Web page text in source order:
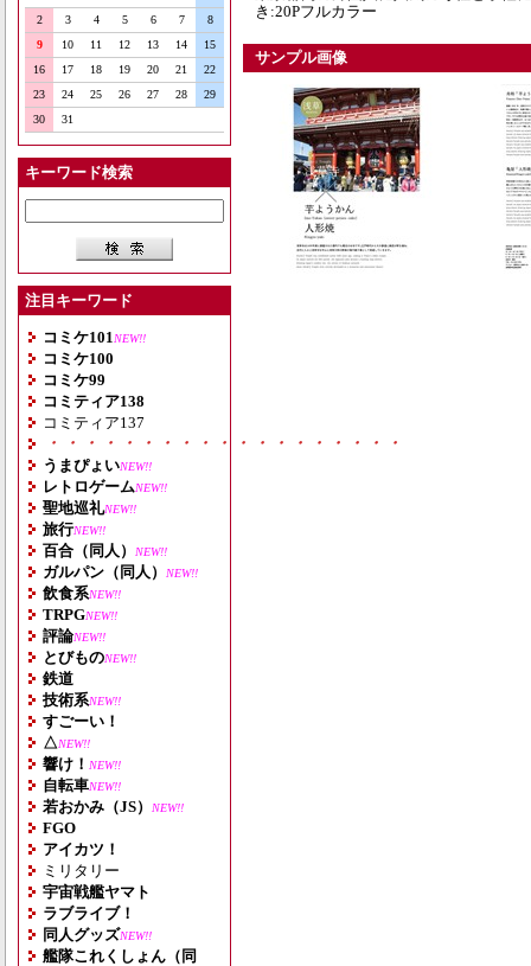
2
3 4 5 6 7
8
9
10 11 12 13 14
15
16
17 18 19 20 21
22
23
24 25 26 27 28
29
30
31
キーワード検索
注目キーワード
コミケ101 NEW!!
コミケ100
コミケ99
コミティア138
コミティア137
・・・・・・・・・・・・・・・・・・・
うまぴょいNEW!!
レトロゲームNEW!!
聖地巡礼NEW!!
旅行NEW!!
百合（同人） NEW!!
ガルパン（同人） NEW!!
飲食系NEW!!
TRPGNEW!!
評論NEW!!
とびものNEW!!
鉄道
技術系NEW!!
すごーい！
△NEW!!
響け！ NEW!!
自転車NEW!!
若おかみ（JS） NEW!!
FGO
アイカツ！
ミリタリー
宇宙戦艦ヤマト
ラブライブ！
同人グッズNEW!!
艦隊これくしょん（同
き:20Pフルカラー
サンプル画像